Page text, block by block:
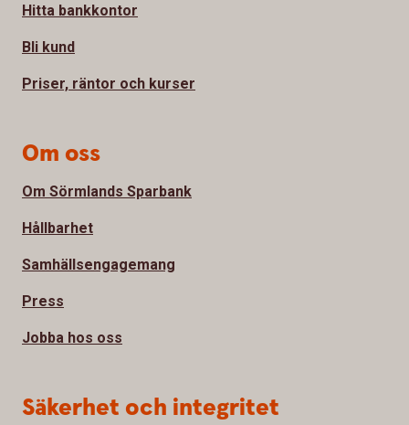
Hitta bankkontor
Bli kund
Priser, räntor och kurser
Om oss
Om Sörmlands Sparbank
Hållbarhet
Samhällsengagemang
Press
Jobba hos oss
Säkerhet och integritet